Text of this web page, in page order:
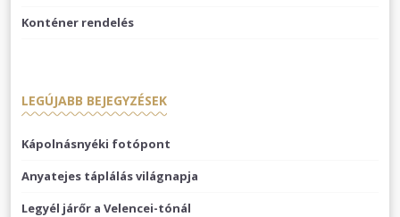
Konténer rendelés
LEGÚJABB BEJEGYZÉSEK
Kápolnásnyéki fotópont
Anyatejes táplálás világnapja
Legyél járőr a Velencei-tónál